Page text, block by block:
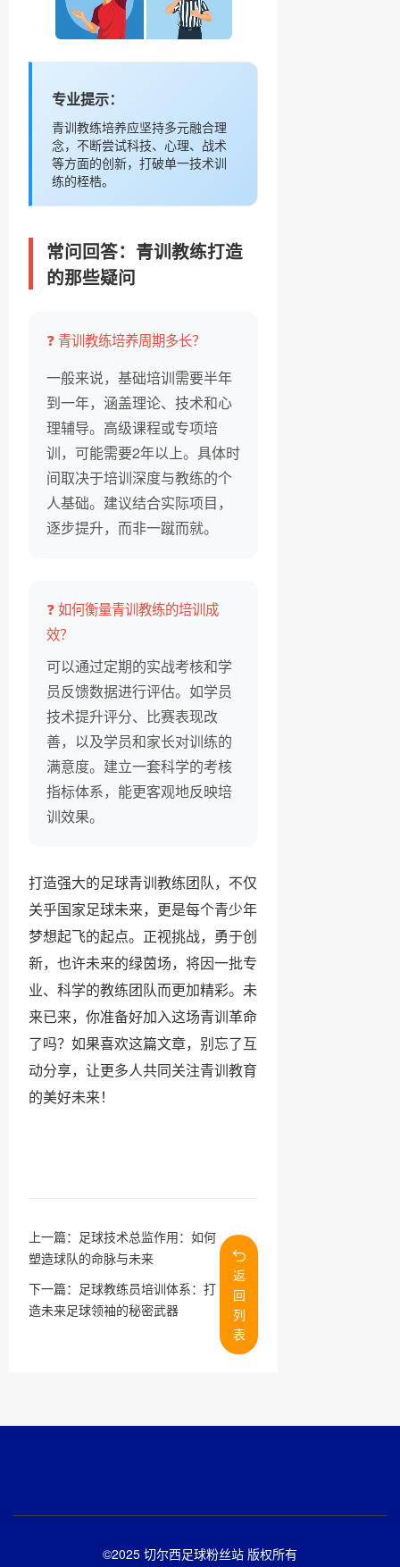
专业提示：
青训教练培养应坚持多元融合理
念，不断尝试科技、心理、战术
等方面的创新，打破单一技术训
练的桎梏。
常问回答：青训教练打造
的那些疑问
❓ 青训教练培养周期多长？
一般来说，基础培训需要半年
到一年，涵盖理论、技术和心
理辅导。高级课程或专项培
训，可能需要2年以上。具体时
间取决于培训深度与教练的个
人基础。建议结合实际项目，
逐步提升，而非一蹴而就。
❓ 如何衡量青训教练的培训成
效？
可以通过定期的实战考核和学
员反馈数据进行评估。如学员
技术提升评分、比赛表现改
善，以及学员和家长对训练的
满意度。建立一套科学的考核
指标体系，能更客观地反映培
训效果。
打造强大的足球青训教练团队，不仅
关乎国家足球未来，更是每个青少年
梦想起飞的起点。正视挑战，勇于创
新，也许未来的绿茵场，将因一批专
业、科学的教练团队而更加精彩。未
来已来，你准备好加入这场青训革命
了吗？如果喜欢这篇文章，别忘了互
动分享，让更多人共同关注青训教育
的美好未来！
上一篇： 足球技术总监作用：如何
塑造球队的命脉与未来
下一篇： 足球教练员培训体系：打
造未来足球领袖的秘密武器
返
回
列
表
©2025 切尔西足球粉丝站 版权所有